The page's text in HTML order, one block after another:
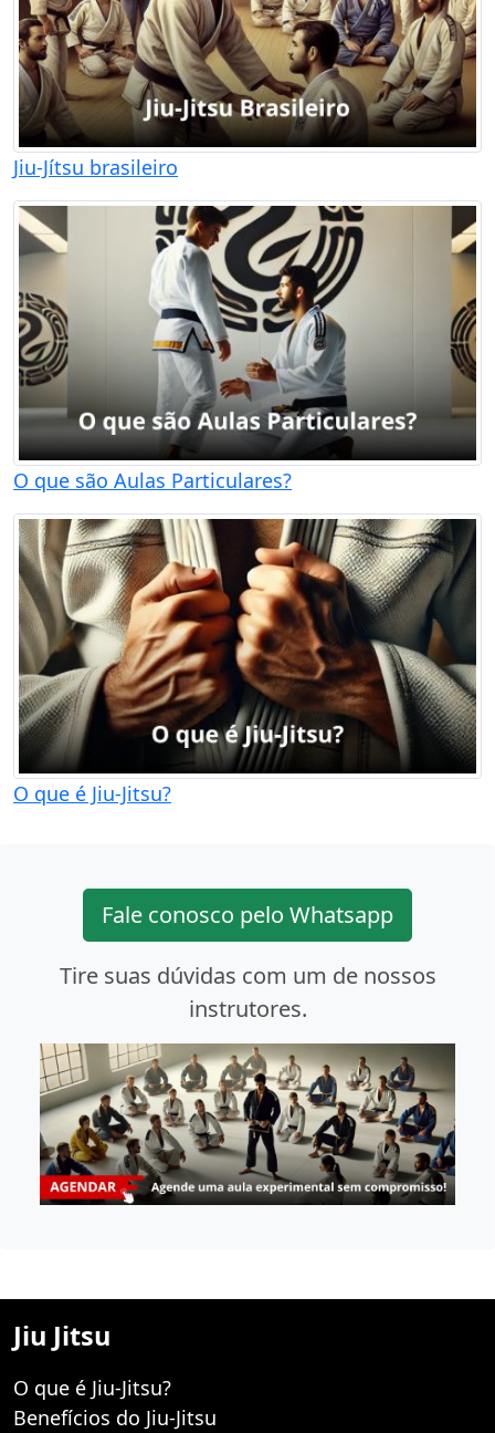
Jiu-Jítsu brasileiro
O que são Aulas Particulares?
O que é Jiu-Jitsu?
Fale conosco pelo Whatsapp
Tire suas dúvidas com um de nossos
instrutores.
Jiu Jitsu
O que é Jiu-Jitsu?
Benefícios do Jiu-Jitsu